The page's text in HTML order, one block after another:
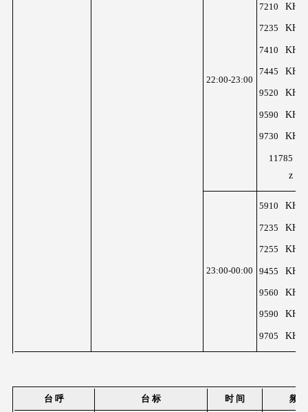
22:00-23:00
7210 KHz
7235 KHz
7410 KHz
7445 KHz
9520 KHz
9590 KHz
9730 KHz
11785
z
23:00-00:00
5910 KHz
7235 KHz
7255 KHz
9455 KHz
9560 KHz
9590 KHz
9705 KHz
台 呼 台 标 时 间 频